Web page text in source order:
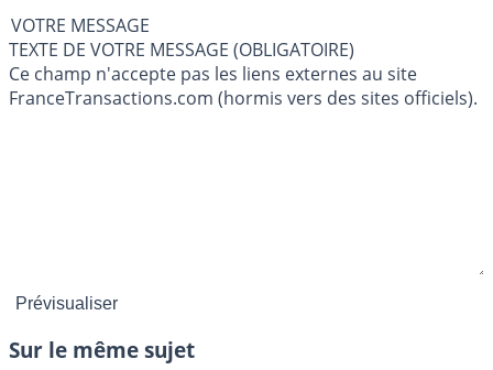
VOTRE MESSAGE
TEXTE DE VOTRE MESSAGE (OBLIGATOIRE)
Ce champ n'accepte pas les liens externes au site
FranceTransactions.com (hormis vers des sites officiels).